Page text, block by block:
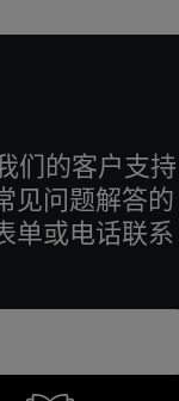
们的客户支持
见问题解答的
单或电话联系